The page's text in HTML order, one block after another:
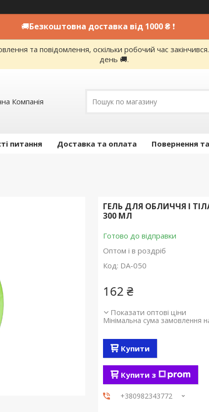
🚚Безкоштовна доставка від 1000 ₴ ❗
та повідомлення, оскільки робочий час
день 🚚.
Компанія
питання Доставка та оплата Повернення
ГЕЛЬ ДЛЯ ОБЛИЧЧЯ І
300 МЛ
Готово до відправки
Оптом і в роздріб
Код: DA-050
162 ₴
Показати оптові ціни
Мінімальна сума замовлення
Купити
Купити з
+380982343772